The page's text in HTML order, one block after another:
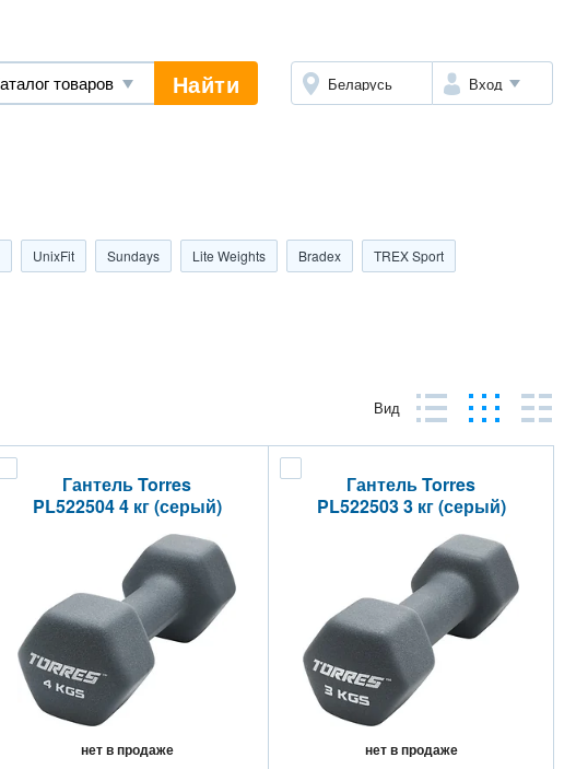
Найти Беларусь Вход
UnixFit Sundays Lite Weights Bradex TREX Sport
Вид
Гантель Torres
PL522504 4 кг (серый)
нет в продаже
Гантель Torres
PL522503 3 кг (серый)
нет в продаже